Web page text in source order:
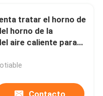
tratar el horno de
horno de la
aire caliente para